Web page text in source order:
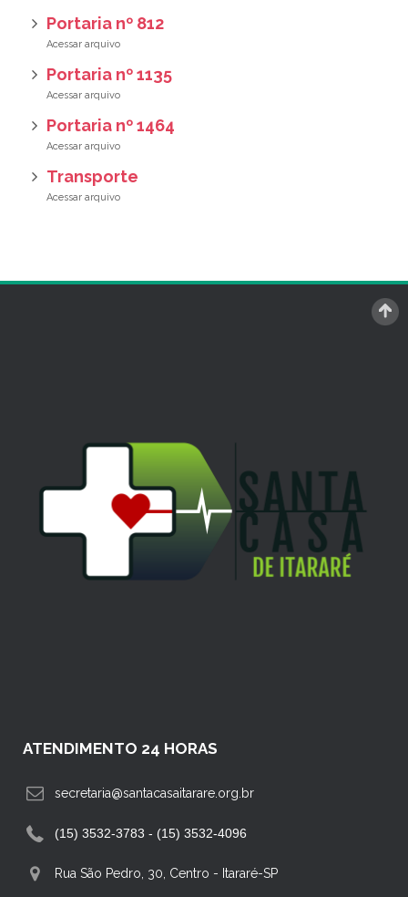
Portaria nº 812
Portaria nº 1135
Portaria nº 1464
Transporte
ATENDIMENTO 24 HORAS
secretaria@santacasaitarare.org.br
(15) 3532-3783 - (15) 3532-4096
Rua São Pedro, 30, Centro - Itararé-SP